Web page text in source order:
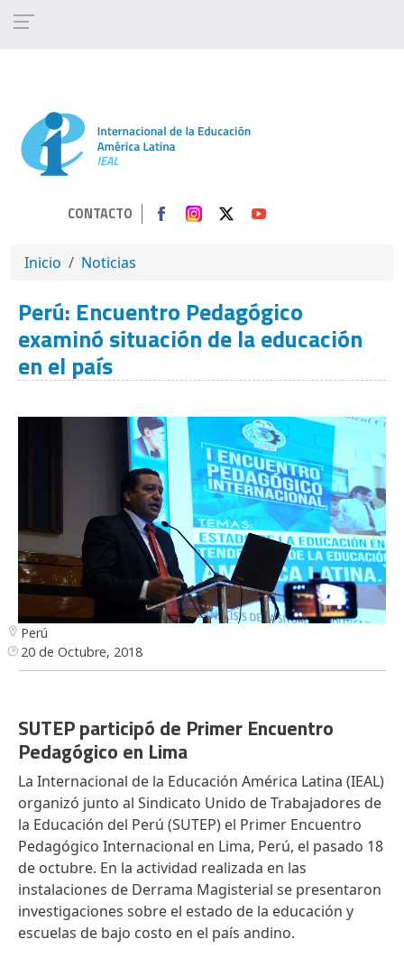
CONTACTO
SOBRESCRIBIR ENLACES DE AYUDA A
Inicio Noticias
Perú: Encuentro Pedagógico
examinó situación de la educación
en el país
Perú
20 de Octubre, 2018
SUTEP participó de Primer Encuentro
Pedagógico en Lima
La Internacional de la Educación América Latina (IEAL)
organizó junto al Sindicato Unido de Trabajadores de
la Educación del Perú (SUTEP) el Primer Encuentro
Pedagógico Internacional en Lima, Perú, el pasado 18
de octubre. En la actividad realizada en las
instalaciones de Derrama Magisterial se presentaron
investigaciones sobre el estado de la educación y
escuelas de bajo costo en el país andino.